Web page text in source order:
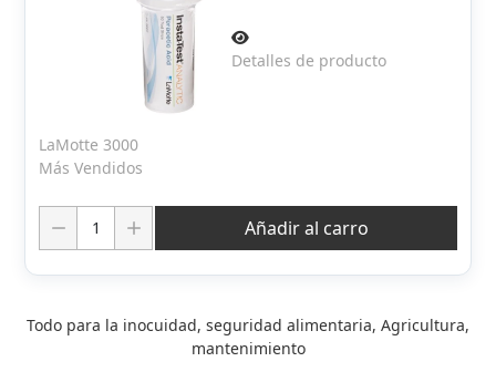
Detalles de producto
LaMotte 3000
Más Vendidos
Añadir al carro
Todo para la inocuidad, seguridad alimentaria, Agricultura,
mantenimiento